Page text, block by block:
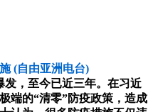
(自由亚洲电台)
发，至今已近三年。在习近
端的“清零”防疫政策，造成